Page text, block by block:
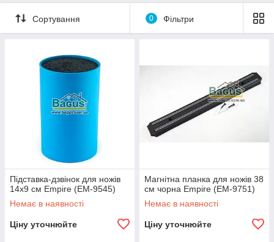
Сортування 0 Фільтри
Підставка-дзвінок для ножів
14х9 см Empire (EM-9545)
Немає в наявності
Ціну уточнюйте
Магнітна планка для ножів 38
см чорна Empire (EM-9751)
Немає в наявності
Ціну уточнюйте